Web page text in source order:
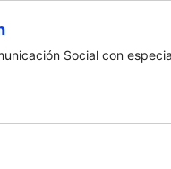
Social con